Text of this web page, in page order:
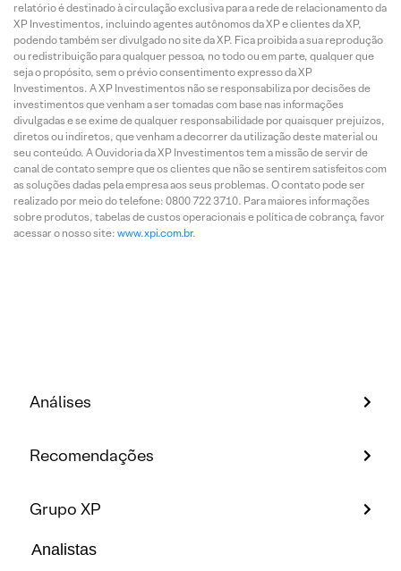
relatório é destinado à circulação exclusiva para a rede de relacionamento da
XP Investimentos, incluindo agentes autônomos da XP e clientes da XP,
podendo também ser divulgado no site da XP. Fica proibida a sua reprodução
ou redistribuição para qualquer pessoa, no todo ou em parte, qualquer que
seja o propósito, sem o prévio consentimento expresso da XP
Investimentos. A XP Investimentos não se responsabiliza por decisões de
investimentos que venham a ser tomadas com base nas informações
divulgadas e se exime de qualquer responsabilidade por quaisquer prejuízos,
diretos ou indiretos, que venham a decorrer da utilização deste material ou
seu conteúdo. A Ouvidoria da XP Investimentos tem a missão de servir de
canal de contato sempre que os clientes que não se sentirem satisfeitos com
as soluções dadas pela empresa aos seus problemas. O contato pode ser
realizado por meio do telefone: 0800 722 3710. Para maiores informações
sobre produtos, tabelas de custos operacionais e política de cobrança, favor
acessar o nosso site: www.xpi.com.br.
Análises
Recomendações
Grupo XP
Analistas